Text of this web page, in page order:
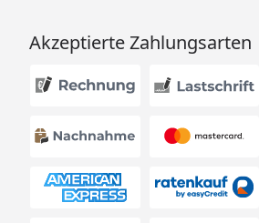
Akzeptierte Zahlungsarten